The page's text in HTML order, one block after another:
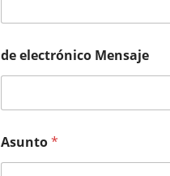
de electrónico Mensaje
Asunto*